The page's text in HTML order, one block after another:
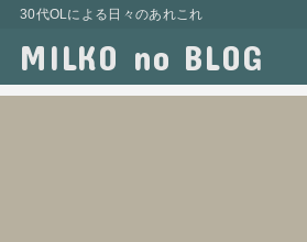
30代OLによる日々のあれこれ
MILKO no BLOG